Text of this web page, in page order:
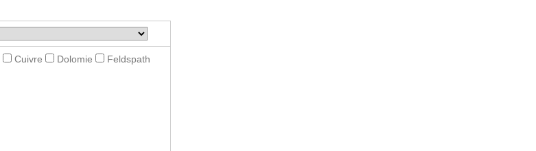
Cuivre Dolomie Feldspath